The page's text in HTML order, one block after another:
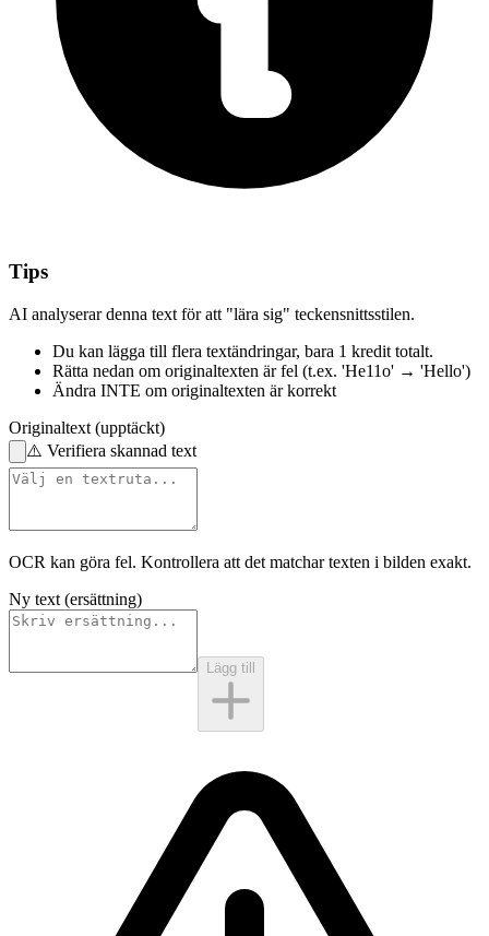
Tips
AI analyserar denna text för att "lära sig" teckensnittsstilen.
Du kan lägga till flera textändringar, bara 1 kredit totalt.
Rätta nedan om originaltexten är fel (t.ex. 'He11o' → 'Hello')
Ändra INTE om originaltexten är korrekt
Originaltext (upptäckt)
⚠️ Verifiera skannad text
OCR kan göra fel. Kontrollera att det matchar texten i bilden exakt.
Ny text (ersättning)
Lägg till